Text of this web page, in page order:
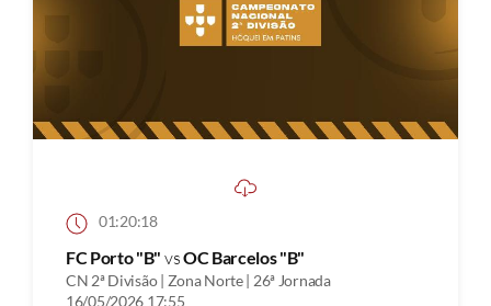
01:20:18
FC Porto "B" vsOC Barcelos "B"
CN 2ª Divisão | Zona Norte | 26ª Jornada
16/05/2026 17:55